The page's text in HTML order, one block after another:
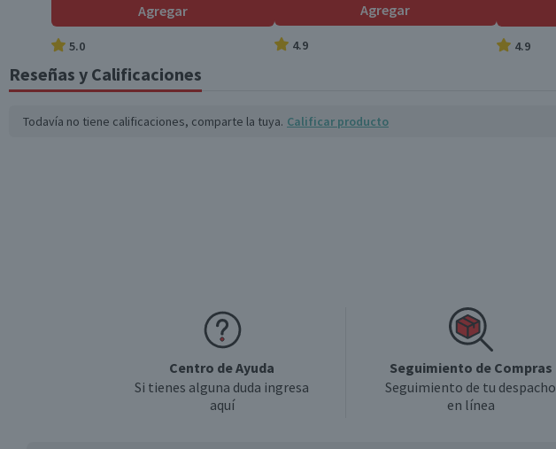
Agregar
5.0
Agregar
4.9 4.9
Reseñas y Calificaciones
Todavía no tiene calificaciones, comparte la tuya. Calificar producto
Centro de Ayuda
Si tienes alguna duda ingresa
aquí
Seguimiento de Compras
Seguimiento de tu despacho
en línea